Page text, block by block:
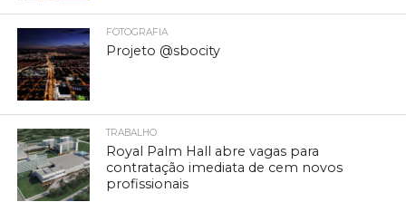
FOTOGRAFIA
Projeto @sbocity
TRABALHO
Royal Palm Hall abre vagas para
contratação imediata de cem novos
profissionais